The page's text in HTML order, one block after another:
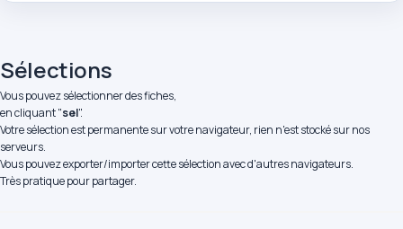
Sélections
Vous pouvez sélectionner des fiches,
en cliquant "sel".
Votre sélection est permanente sur votre navigateur, rien n'est stocké sur nos
serveurs.
Vous pouvez exporter/importer cette sélection avec d'autres navigateurs.
Très pratique pour partager.